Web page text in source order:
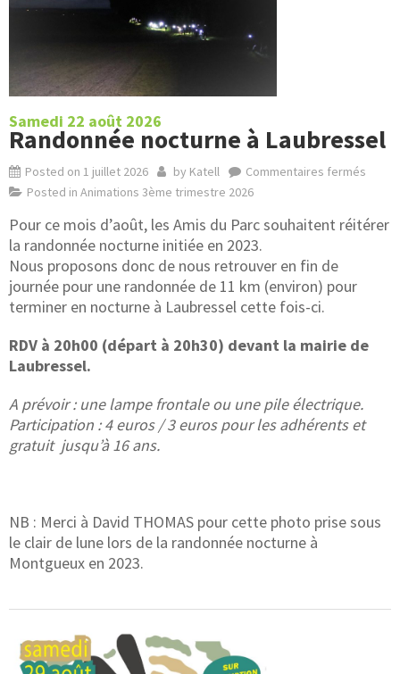
Samedi 22 août 2026
Randonnée nocturne à Laubressel
Posted on 1 juillet 2026 by Katell
Commentaires fermés
Posted in Animations 3ème trimestre 2026
Pour ce mois d’août, les Amis du Parc souhaitent réitérer
la randonnée nocturne initiée en 2023.
Nous proposons donc de nous retrouver en fin de
journée pour une randonnée de 11 km (environ) pour
terminer en nocturne à Laubressel cette fois-ci.
RDV à 20h00 (départ à 20h30) devant la mairie de
Laubressel.
A prévoir : une lampe frontale ou une pile électrique.
Participation : 4 euros / 3 euros pour les adhérents et
gratuit jusqu’à 16 ans.
NB : Merci à David THOMAS pour cette photo prise sous
le clair de lune lors de la randonnée nocturne à
Montgueux en 2023.